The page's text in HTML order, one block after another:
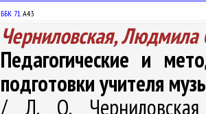
ББК 71.А43
Черниловская, Людмила
Педагогические и
подготовки учителя
/ Л. О.